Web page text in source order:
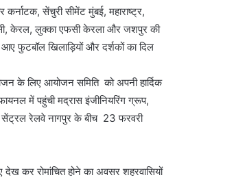
सेंचुरी सीमेंट मुंबई, महाराष्ट्र,
केरल, लुक्का एफसी केरला और जशपुर की
फुटबॉल खिलाड़ियों और दर्शकों का दिल
लिए आयोजन समिति को अपनी हार्दिक
में पहुंची मद्रास इंजीनियरिंग ग्रूप,
रेलवे नागपुर के बीच 23 फरवरी
कर रोमांचित होने का अवसर शहरवासियों